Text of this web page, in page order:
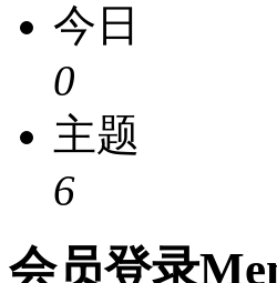
今日
0
主题
6
会员登录